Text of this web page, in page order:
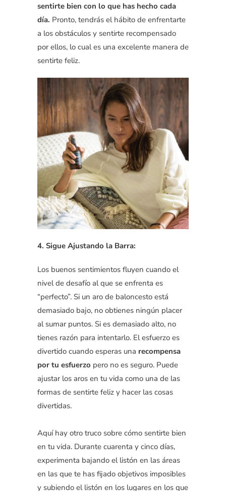
sentirte bien con lo que has hecho cada
día. Pronto, tendrás el hábito de enfrentarte
a los obstáculos y sentirte recompensado
por ellos, lo cual es una excelente manera de
sentirte feliz.
4. Sigue Ajustando la Barra:
Los buenos sentimientos fluyen cuando el
nivel de desafío al que se enfrenta es
“perfecto”. Si un aro de baloncesto está
demasiado bajo, no obtienes ningún placer
al sumar puntos. Si es demasiado alto, no
tienes razón para intentarlo. El esfuerzo es
divertido cuando esperas una recompensa
por tu esfuerzo pero no es seguro. Puede
ajustar los aros en tu vida como una de las
formas de sentirte feliz y hacer las cosas
divertidas.
Aquí hay otro truco sobre cómo sentirte bien
en tu vida. Durante cuarenta y cinco días,
experimenta bajando el listón en las áreas
en las que te has fijado objetivos imposibles
y subiendo el listón en los lugares en los que